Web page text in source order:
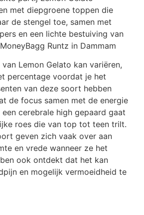
met diepgroene toppen die
de stengel toe, samen met
en een lichte bestuiving van
Runtz in Dammam
Lemon Gelato kan variëren,
percentage voordat je het
van deze soort hebben
de focus samen met de energie
cerebrale high gepaard gaat
roes die van top tot teen trilt.
geven zich vaak over aan
en vrede wanneer ze het
ook ontdekt dat het kan
en mogelijk vermoeidheid te